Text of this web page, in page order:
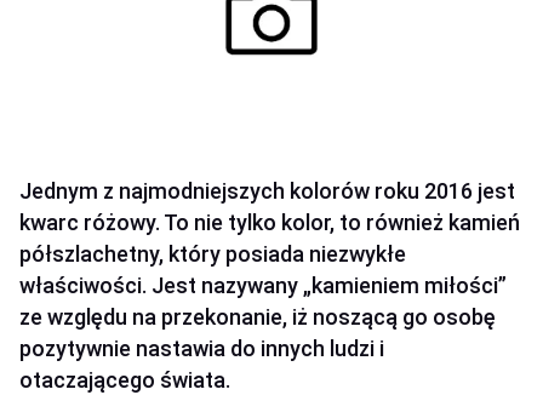
Jednym z najmodniejszych kolorów roku 2016 jest
kwarc różowy. To nie tylko kolor, to również kamień
półszlachetny, który posiada niezwykłe
właściwości. Jest nazywany „kamieniem miłości”
ze względu na przekonanie, iż noszącą go osobę
pozytywnie nastawia do innych ludzi i
otaczającego świata.